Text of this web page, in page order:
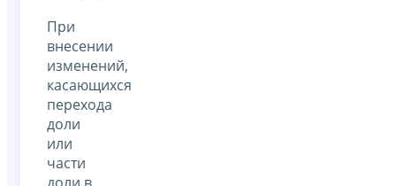
При
внесении
изменений,
касающихся
перехода
доли
или
части
доли в